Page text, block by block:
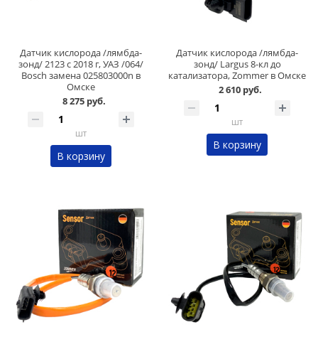
Датчик кислорода /лямбда-
зонд/ 2123 с 2018 г, УАЗ /064/
Bosch замена 025803000n в
Омске
8 275 руб.
шт
В корзину
Датчик кислорода /лямбда-
зонд/ Largus 8-кл до
катализатора, Zommer в Омске
2 610 руб.
шт
В корзину